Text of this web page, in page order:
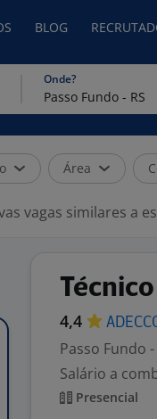
BLOG
Onde?
Área
vagas similares a
4,4
Passo Fundo -
Salário a
Presencial